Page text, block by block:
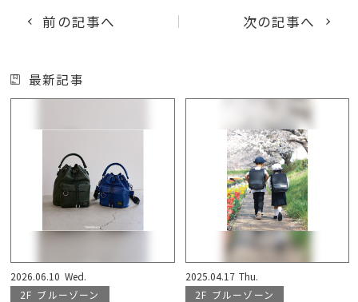
前の記事へ 次の記事へ
最新記事
2026.06.10 Wed.
2F ブルーゾーン
2025.04.17 Thu.
2F ブルーゾーン